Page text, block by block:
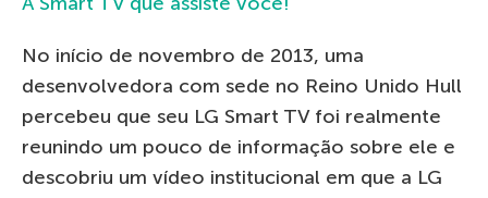
No início de novembro de 2013, uma
desenvolvedora com sede no Reino Unido Hull
percebeu que seu LG Smart TV foi realmente
reunindo um pouco de informação sobre ele e
descobriu um vídeo institucional em que a LG